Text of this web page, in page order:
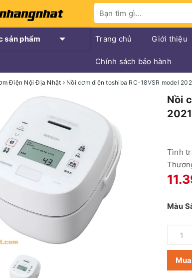
sản phẩm Trang chủ Giới thiệu
Chính sách bảo hành
Điện Nội Địa Nhật Nồi cơm điện toshiba RC-18VSR model
Nồi
Tình
Màu